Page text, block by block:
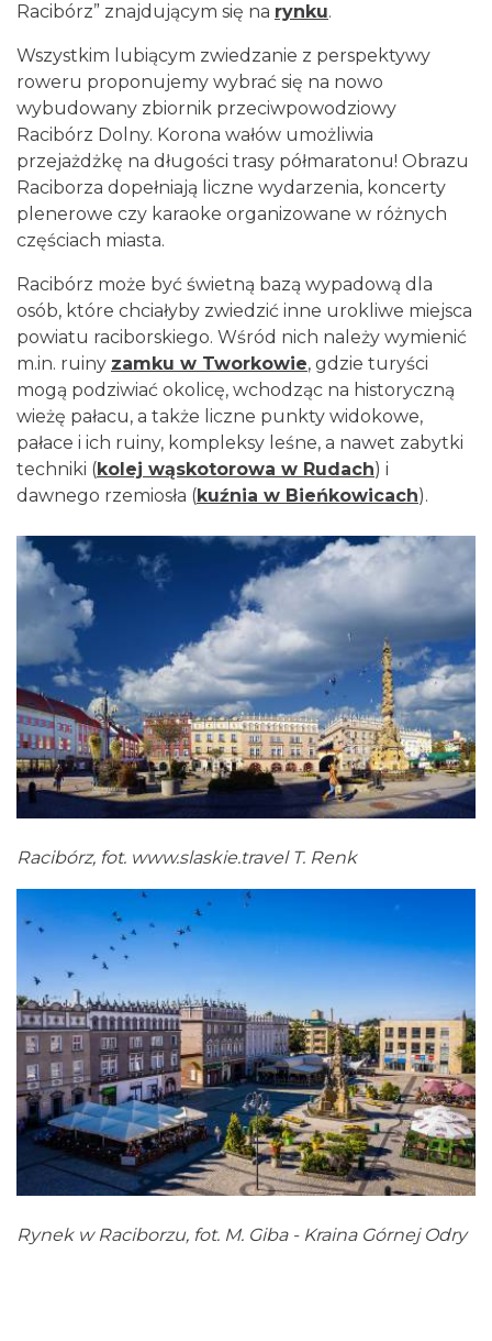
Racibórz” znajdującym się na rynku.
Wszystkim lubiącym zwiedzanie z perspektywy
roweru proponujemy wybrać się na nowo
wybudowany zbiornik przeciwpowodziowy
Racibórz Dolny. Korona wałów umożliwia
przejażdżkę na długości trasy półmaratonu! Obrazu
Raciborza dopełniają liczne wydarzenia, koncerty
plenerowe czy karaoke organizowane w różnych
częściach miasta.
Racibórz może być świetną bazą wypadową dla
osób, które chciałyby zwiedzić inne urokliwe miejsca
powiatu raciborskiego. Wśród nich należy wymienić
m.in. ruiny zamku w Tworkowie, gdzie turyści
mogą podziwiać okolicę, wchodząc na historyczną
wieżę pałacu, a także liczne punkty widokowe,
pałace i ich ruiny, kompleksy leśne, a nawet zabytki
techniki (kolej wąskotorowa w Rudach) i
dawnego rzemiosła (kuźnia w Bieńkowicach).
Racibórz, fot. www.slaskie.travelT. Renk
Rynek w Raciborzu, fot. M. Giba - Kraina Górnej Odry